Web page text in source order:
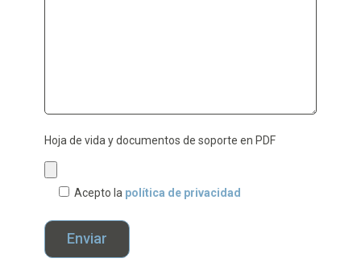
Hoja de vida y documentos de soporte en PDF
Acepto la política de privacidad
Enviar